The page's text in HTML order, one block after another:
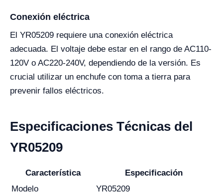
Conexión eléctrica
El YR05209 requiere una conexión eléctrica
adecuada. El voltaje debe estar en el rango de AC110-
120V o AC220-240V, dependiendo de la versión. Es
crucial utilizar un enchufe con toma a tierra para
prevenir fallos eléctricos.
Especificaciones Técnicas del
YR05209
Característica
Especificación
Modelo
YR05209